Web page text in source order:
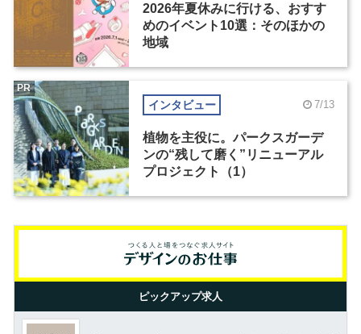
2026年夏休みに行ける、おすす
めのイベント10選：そのほかの
地域
インタビュー 7/13
植物を主役に。パークスガーデ
ンの“残して磨く”リニューアル
プロジェクト（1）
PR
ピックアップ求人